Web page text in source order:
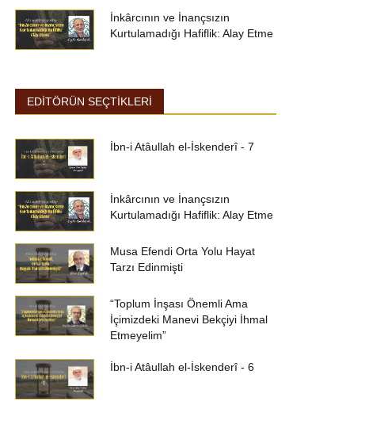
İnkârcının ve İnançsızın
Kurtulamadığı Hafiflik: Alay Etme
EDİTÖRÜN SEÇTİKLERİ
İbn-i Atâullah el-İskenderî - 7
İnkârcının ve İnançsızın
Kurtulamadığı Hafiflik: Alay Etme
Musa Efendi Orta Yolu Hayat
Tarzı Edinmişti
“Toplum İnşası Önemli Ama
İçimizdeki Manevi Bekçiyi İhmal
Etmeyelim”
İbn-i Atâullah el-İskenderî - 6